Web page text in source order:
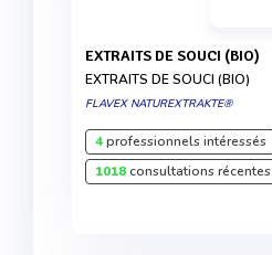
EXTRAITS DE SOUCI (BIO)
EXTRAITS DE SOUCI (BIO)
FLAVEX NATUREXTRAKTE®
4professionnels intéressés
1018consultations récentes